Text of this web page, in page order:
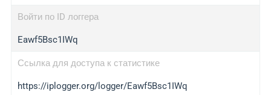
wl.gl
ed.tc
iplogger.com
Войти по ID логгера
Eawf5Bsc1IWq
Ссылка для доступа к статистике
https://iplogger.org/logger/Eawf5Bsc1IWq